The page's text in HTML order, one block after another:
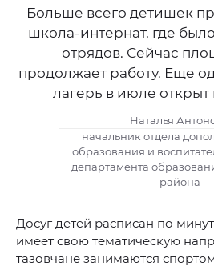
Больше всего детишек
школа-интернат, где
отрядов. Сейчас
продолжает работу. Еще
лагерь в июле открыт
Наталья
начальник отдела
образования и
департамента
района
Досуг детей расписан по
имеет свою тематическую
тазовчане занимаются